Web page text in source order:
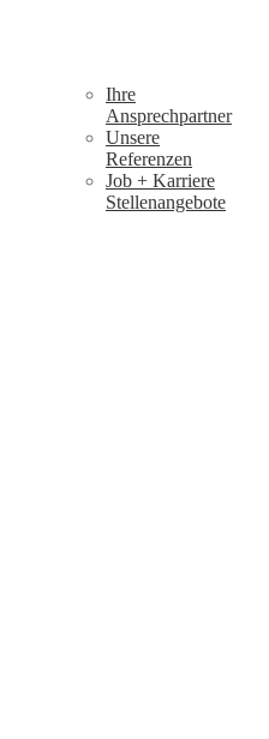
Ihre
Ansprechpartner
Unsere
Referenzen
Job + Karriere
Stellenangebote